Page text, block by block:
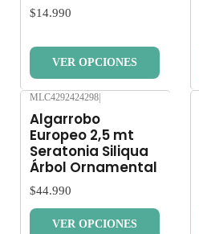
$14.990
VER OPCIONES
MLC4292424298|
Algarrobo
Europeo 2,5 mt
Seratonia Siliqua
Árbol Ornamental
$44.990
VER OPCIONES